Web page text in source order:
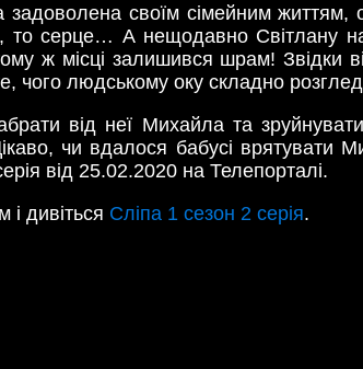
своїм сімейним життям,
то серце… А нещодавно Світлану
ж місці залишився шрам! Звідки
чого людському оку складно
від неї Михайла та
чи вдалося бабусі врятувати
від 25.02.2020 на Телепорталі.
дивіться Сліпа 1 сезон 2 серія.